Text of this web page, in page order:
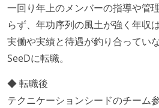
一回り年上のメンバーの指導や管
らず、年功序列の風土が強く年収
実働や実績と待遇が釣り合ってい
SeeDに転職。
◆ 転職後
テクニケーションシードのチーム